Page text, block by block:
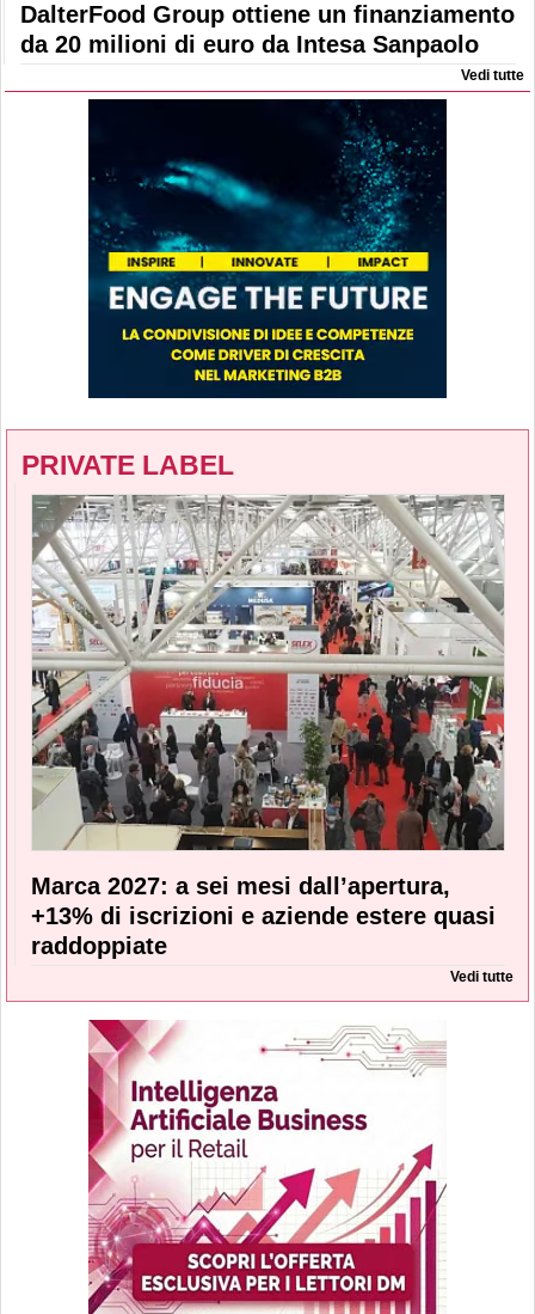
DalterFood Group ottiene un finanziamento
da 20 milioni di euro da Intesa Sanpaolo
Vedi tutte
PRIVATE LABEL
Marca 2027: a sei mesi dall’apertura,
+13% di iscrizioni e aziende estere quasi
raddoppiate
Vedi tutte